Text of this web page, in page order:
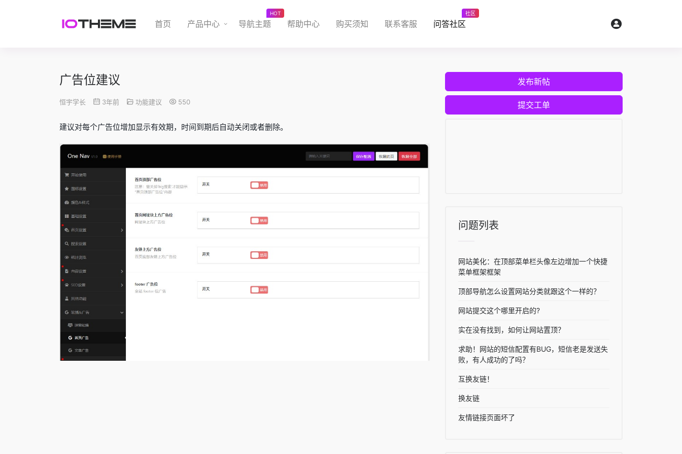
首页 产品中心 导航主题
HOT
帮助中心 购买须知 联系客服 问答社区
社区
广告位建议
恒宇学长 3年前 功能建议 550
建议对每个广告位增加显示有效期，时间到期后自动关闭或者删除。
发布新帖
提交工单
问题列表
网站美化：在顶部菜单栏头像左边增加一个快捷
菜单框架框架
顶部导航怎么设置网站分类就跟这个一样的？
网站提交这个哪里开启的?
实在没有找到，如何让网站置顶？
求助！网站的短信配置有BUG，短信老是发送失
败，有人成功的了吗？
互换友链！
换友链
友情链接页面坏了